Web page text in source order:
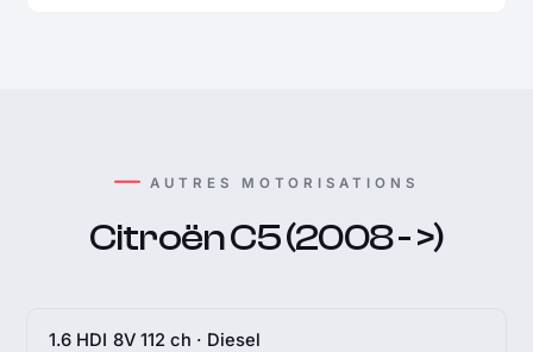
AUTRES MOTORISATIONS
Citroën C5 (2008 - >)
1.6 HDI 8V 112 ch · Diesel